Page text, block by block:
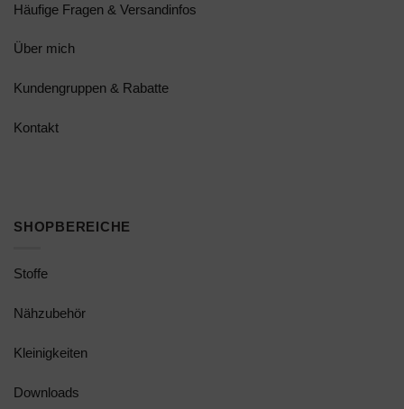
Häufige Fragen & Versandinfos
Über mich
Kundengruppen & Rabatte
Kontakt
SHOPBEREICHE
Stoffe
Nähzubehör
Kleinigkeiten
Downloads